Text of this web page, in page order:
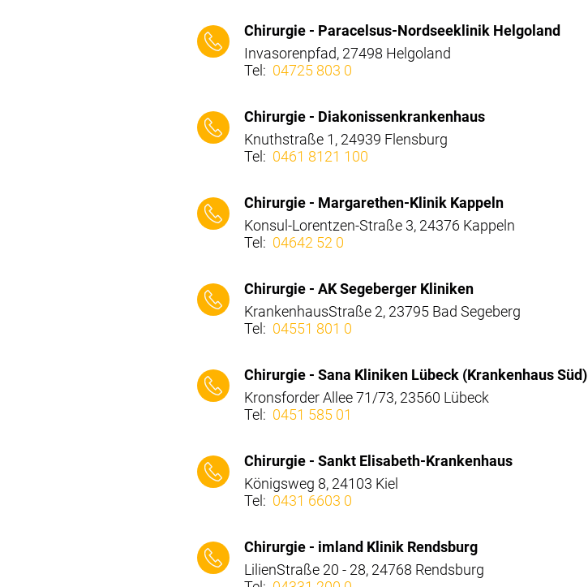
Chirurgie - Paracelsus-Nordseeklinik Helgoland
Invasorenpfad, 27498 Helgoland
Tel: 04725 803 0
Chirurgie - Diakonissenkrankenhaus
Knuthstraße 1, 24939 Flensburg
Tel: 0461 8121 100
Chirurgie - Margarethen-Klinik Kappeln
Konsul-Lorentzen-Straße 3, 24376 Kappeln
Tel: 04642 52 0
Chirurgie - AK Segeberger Kliniken
KrankenhausStraße 2, 23795 Bad Segeberg
Tel: 04551 801 0
Chirurgie - Sana Kliniken Lübeck (Krankenhaus Süd)
Kronsforder Allee 71/73, 23560 Lübeck
Tel: 0451 585 01
Chirurgie - Sankt Elisabeth-Krankenhaus
Königsweg 8, 24103 Kiel
Tel: 0431 6603 0
Chirurgie - imland Klinik Rendsburg
LilienStraße 20 - 28, 24768 Rendsburg